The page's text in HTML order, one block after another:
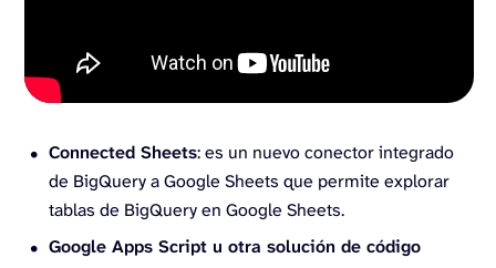
Connected Sheets: es un nuevo conector integrado
de BigQuery a Google Sheets que permite explorar
tablas de BigQuery en Google Sheets.
Google Apps Script u otra solución de código